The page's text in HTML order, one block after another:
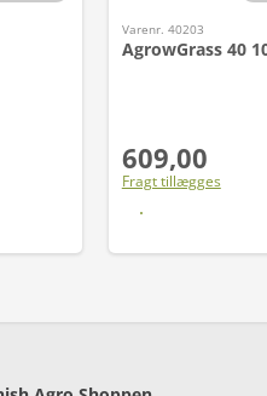
Varenr. 40203
AgrowGrass 40
609,00
Fragt tillægges